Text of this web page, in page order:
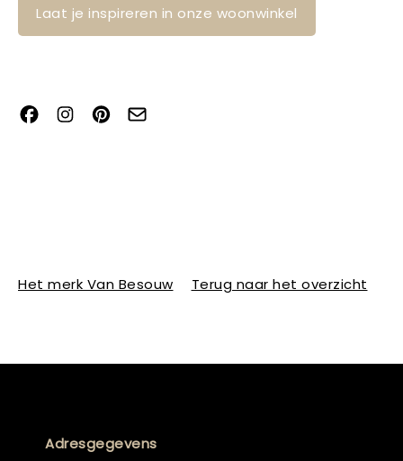
Laat je inspireren in onze woonwinkel
Het merk Van Besouw Terug naar het overzicht
Adresgegevens